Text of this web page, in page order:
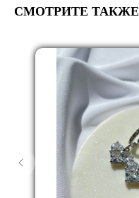
СМОТРИТЕ ТАКЖЕ